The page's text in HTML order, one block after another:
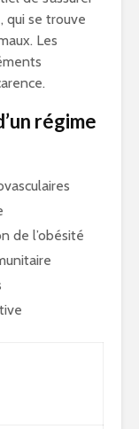
qui se trouve
Les
régime
de l’obésité